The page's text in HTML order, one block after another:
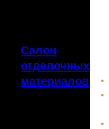
Салон
отделочных
материалов